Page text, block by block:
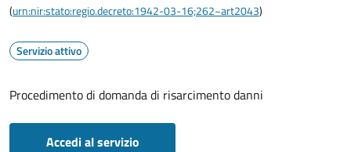
(urn:nir:stato:regio.decreto:1942-03-16;262~art2043)
Servizio attivo
Procedimento di domanda di risarcimento danni
Accedi al servizio